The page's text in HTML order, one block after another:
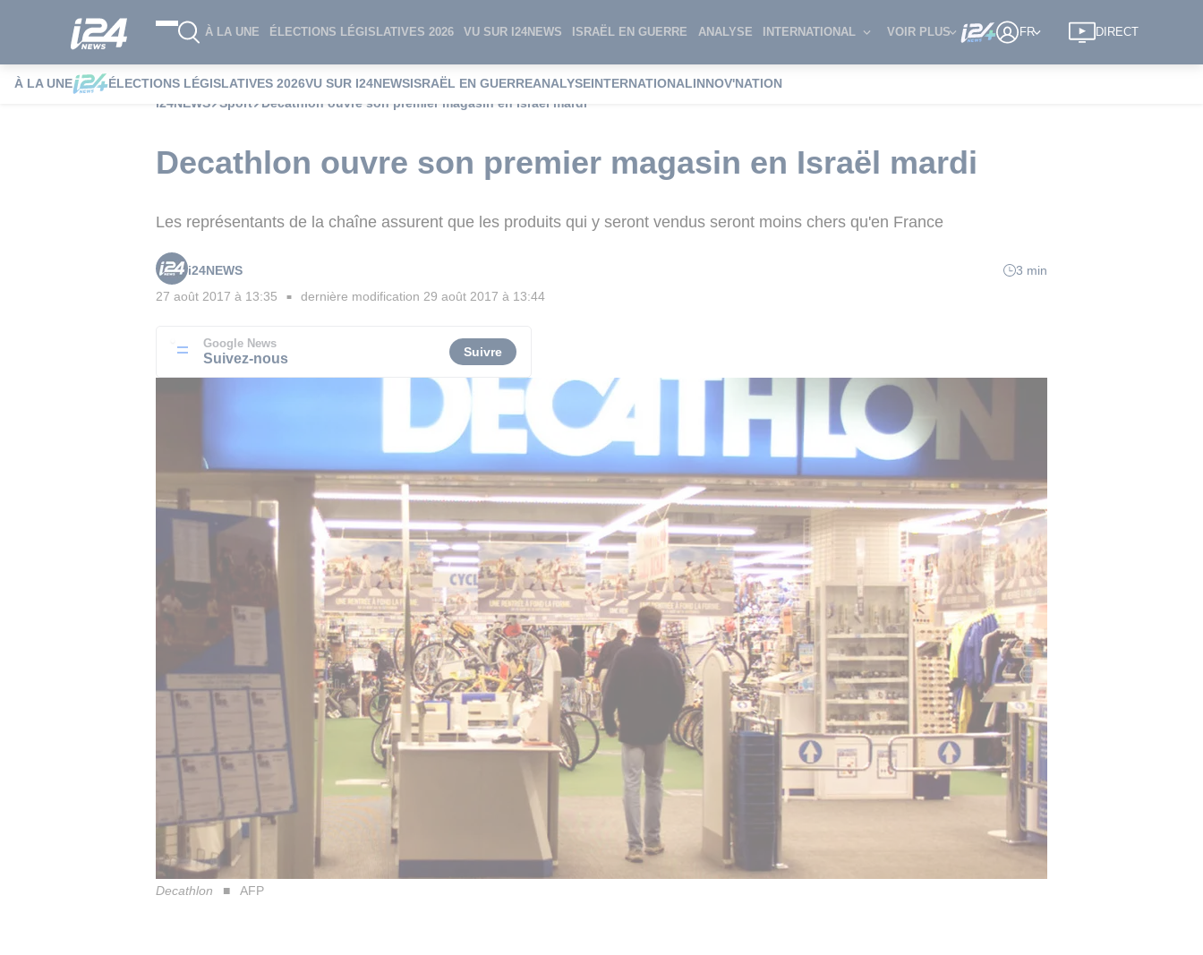
À LA UNE ÉLECTIONS LÉGISLATIVES 2026 VU SUR I24NEWS ISRAËL EN GUERRE ANALYSE INTERNATIONAL VOIR PLUS FR DIRECT
À LA UNE ÉLECTIONS LÉGISLATIVES 2026VU SUR I24NEWSISRAËL EN GUERREANALYSEINTERNATIONALINNOV'NATION
i24NEWS
Sport Decathlon ouvre son premier magasin en Israël mardi
Decathlon ouvre son premier magasin en Israël mardi
Les représentants de la chaîne assurent que les produits qui y seront vendus seront moins chers qu'en France
i24NEWS
3 min
27 août 2017 à 13:35 ■ dernière modification 29 août 2017 à 13:44
Google News
Suivez-nous Suivre
Decathlon AFP